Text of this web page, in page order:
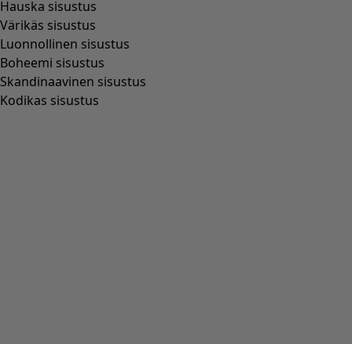
Hauska sisustus
Värikäs sisustus
Luonnollinen sisustus
Boheemi sisustus
Skandinaavinen sisustus
Kodikas sisustus